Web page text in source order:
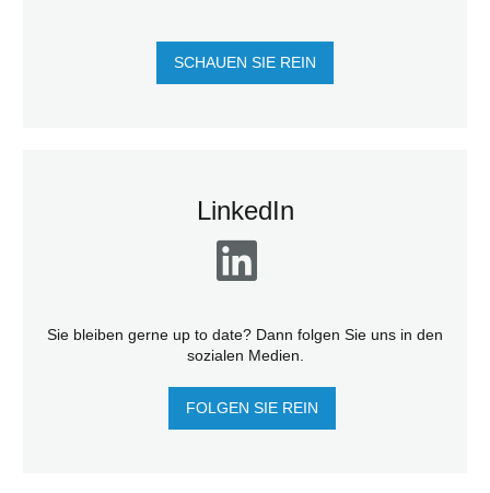
SCHAUEN SIE REIN
LinkedIn
Sie bleiben gerne up to date? Dann folgen Sie uns in den
sozialen Medien.
FOLGEN SIE REIN